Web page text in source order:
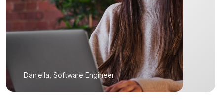
Daniella, Software Engineer